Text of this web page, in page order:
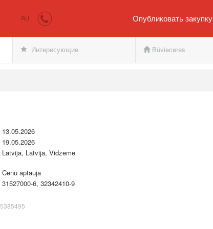
iepirkumi.lv Покупателю и продавцу
RU Опубликовать закупку
Интересующие Būvieceres
13.05.2026
19.05.2026
Latvija, Latvija, Vidzeme
Cenu aptauja
31527000-6, 32342410-9
5385495